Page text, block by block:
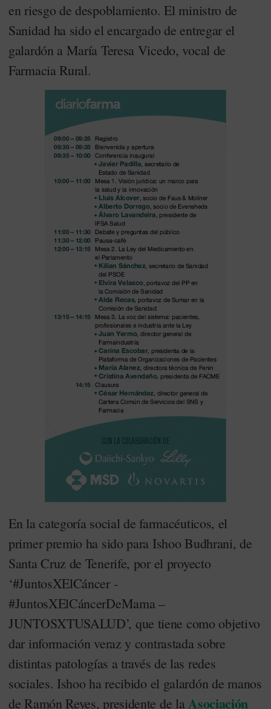
en riesgo de despoblamiento. El ministro de
Sanidad ha sido el encargado de entregar el
galardón a María Teresa Vicedo, vocal de
Farmacia Rural.
En la categoría social de farmacéuticos, el
primer premio ha sido para Ishoo Budhrani, de
Santa Cruz de Tenerife, por el proyecto
‘#JuntosXElCáncer -
#JuntosXElCáncerDeMama –
JUNTOSXTUSALUD’, que tiene como objetivo
dar información veraz y contrastada sobre
distintas patologías a través de las redes
sociales. Ishoo ha recibido el galardón de manos
de Ramón Reyes, presidente de laAsociación